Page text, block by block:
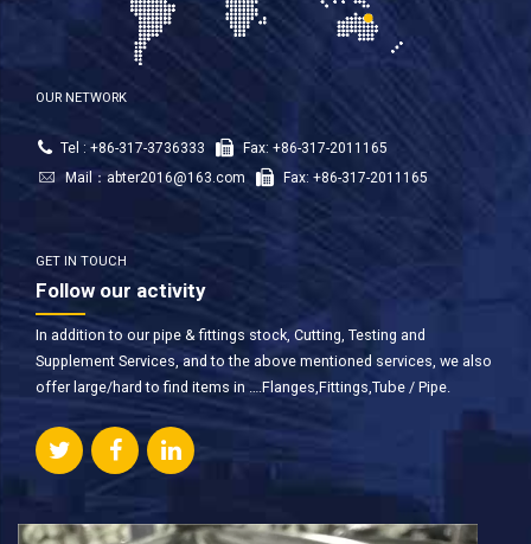
OUR NETWORK
Tel : +86-317-3736333
Fax: +86-317-2011165
Mail： abter2016@163.com Fax: +86-317-2011165
GET IN TOUCH
Follow our activity
In addition to our pipe & fittings stock, Cutting, Testing and
Supplement Services, and to the above mentioned services, we also
offer large/hard to find items in ….Flanges,Fittings,Tube / Pipe.